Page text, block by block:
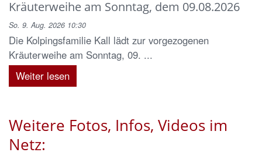
Kräuterweihe am Sonntag, dem 09.08.2026
So. 9. Aug. 2026 10:30
Die Kolpingsfamilie Kall lädt zur vorgezogenen
Kräuterweihe am Sonntag, 09. ...
Weiter lesen
Weitere Fotos, Infos, Videos im
Netz: